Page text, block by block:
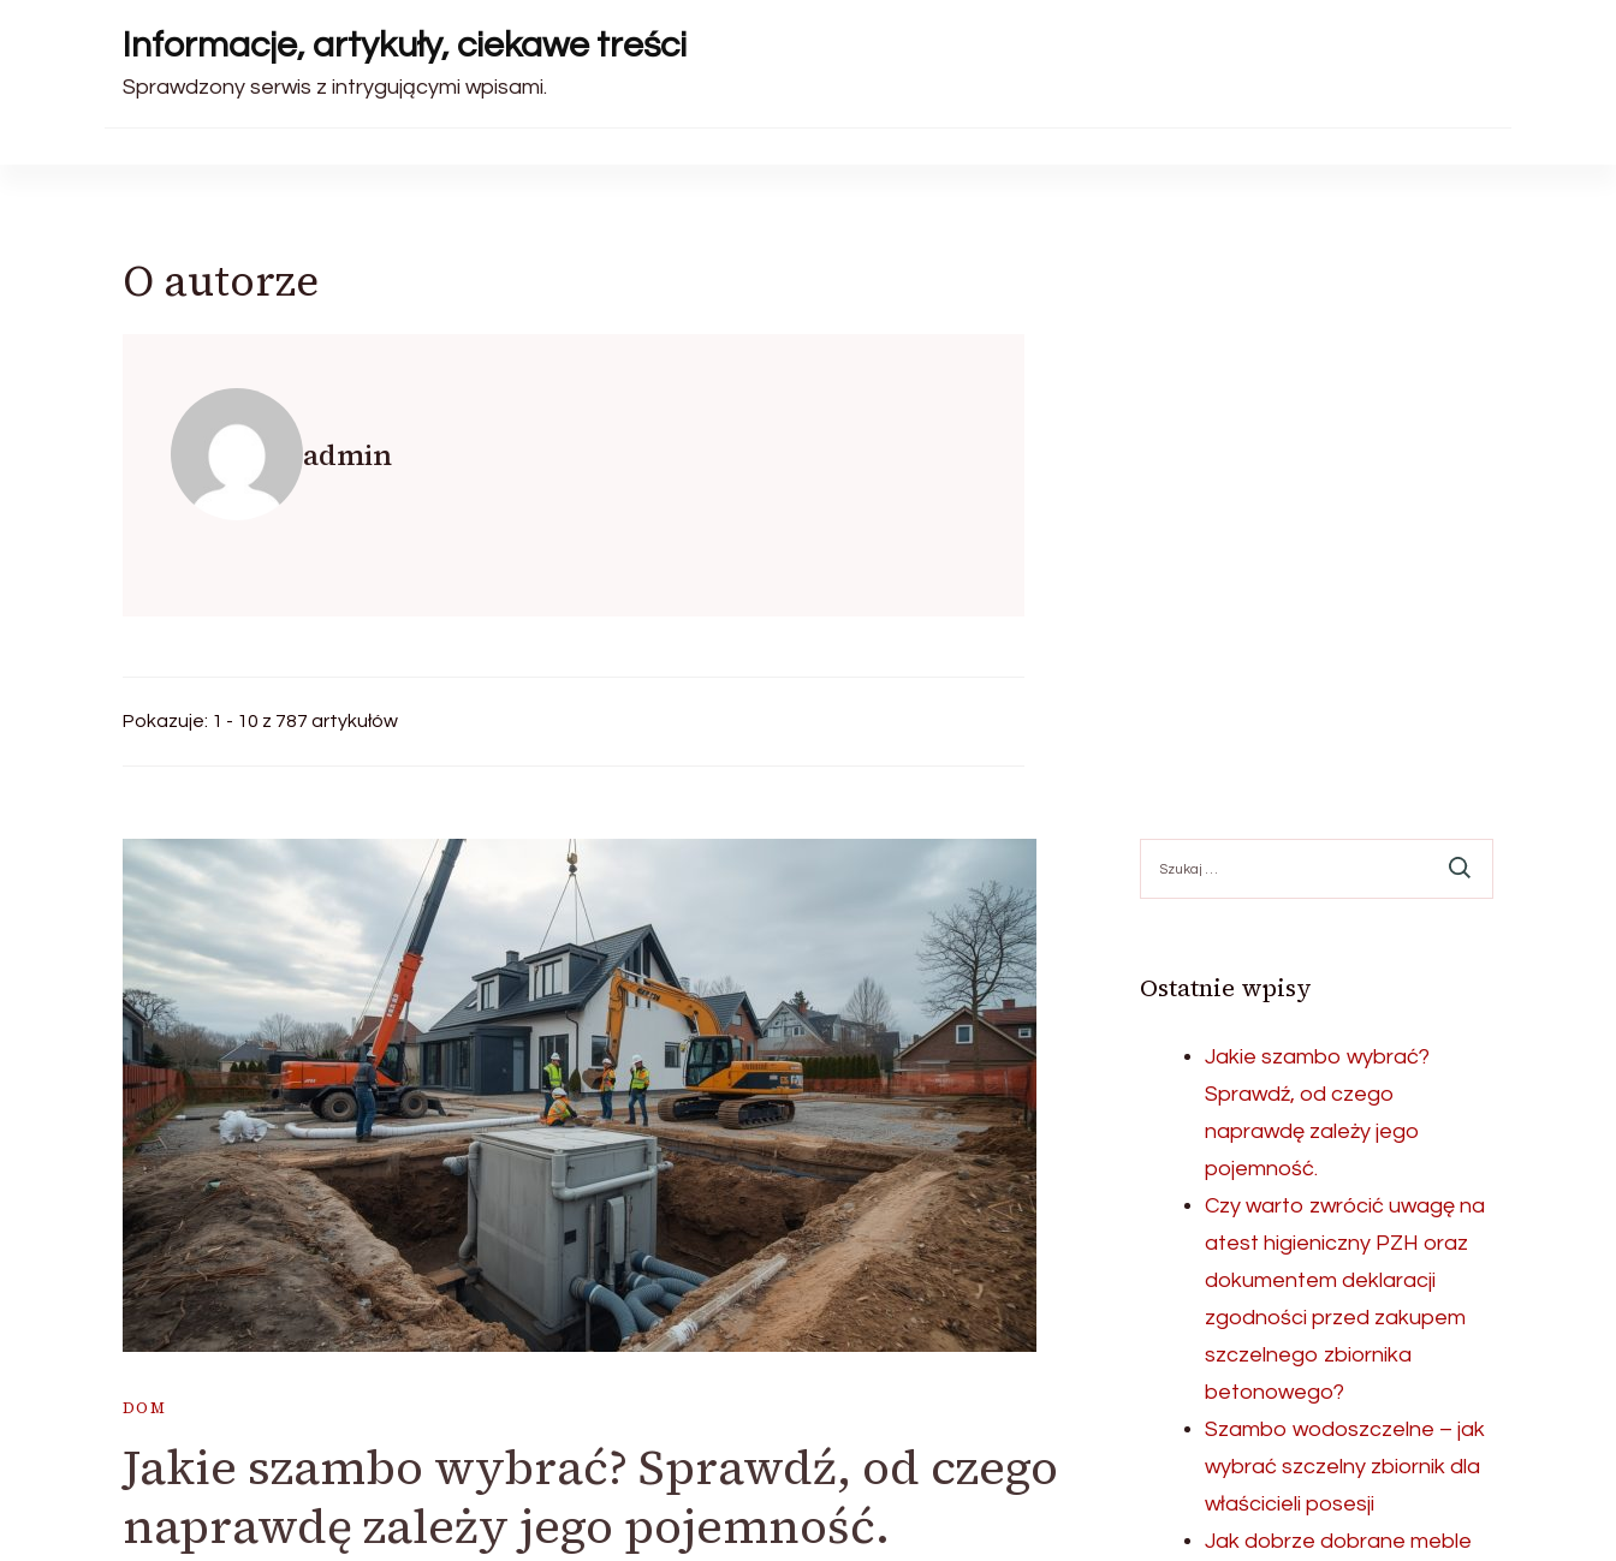
Informacje, artykuły, ciekawe treści
Sprawdzony serwis z intrygującymi wpisami.
O autorze
admin
Pokazuje: 1 - 10 z 787 artykułów
DOM
Jakie szambo wybrać? Sprawdź, od czego
naprawdę zależy jego pojemność.
Ostatnie wpisy
Jakie szambo wybrać?
Sprawdź, od czego
naprawdę zależy jego
pojemność.
Czy warto zwrócić uwagę na
atest higieniczny PZH oraz
dokumentem deklaracji
zgodności przed zakupem
szczelnego zbiornika
betonowego?
Szambo wodoszczelne – jak
wybrać szczelny zbiornik dla
właścicieli posesji
Jak dobrze dobrane meble